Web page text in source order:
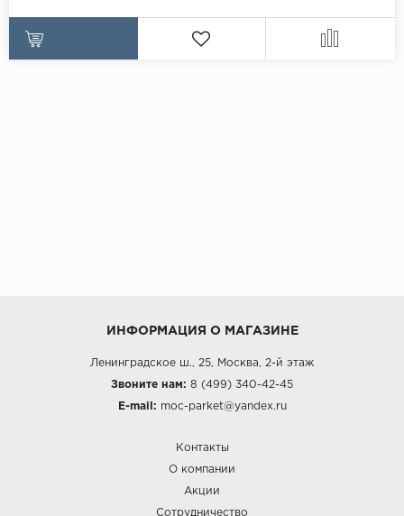
ИНФОРМАЦИЯ О МАГАЗИНЕ
Ленинградское ш., 25, Москва, 2-й этаж
Звоните нам: 8 (499) 340-42-45
E-mail: moc-parket@yandex.ru
Контакты
О компании
Акции
Сотрудничество